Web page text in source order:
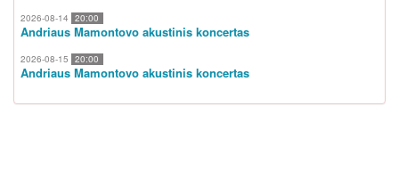
2026-08-14 20:00
Andriaus Mamontovo akustinis koncertas
2026-08-15 20:00
Andriaus Mamontovo akustinis koncertas